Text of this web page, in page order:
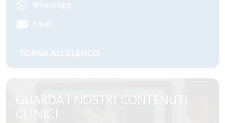
WhatsApp
Email
GUARDA I NOSTRI CONTENUTI
CLINICI